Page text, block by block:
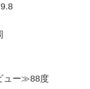
ュー≫88度